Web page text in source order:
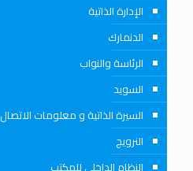
الإدارة الذاتية
الدنمارك
الرئاسة والنواب
السويد
السيرة الذاتية و معلومات الاتصال
النرويج
النظام الداخلي للمكتب